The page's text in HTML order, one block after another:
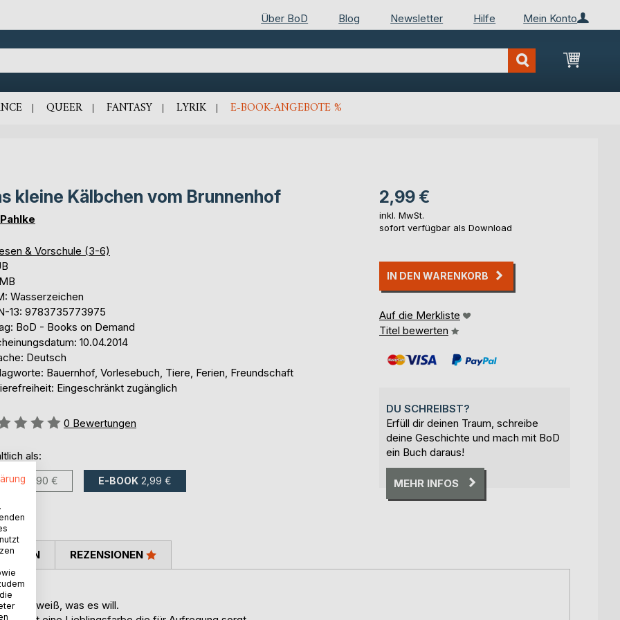
Mein Konto
Über BoD Blog Newsletter Hilfe
Mein
QUEER FANTASY LYRIK E-BOOK-ANGEBOTE %
kleine Kälbchen vom Brunnenhof
& Vorschule (3-6)
Wasserzeichen
13: 9783735773975
BoD - Books on Demand
10.04.2014
Deutsch
Bauernhof, Vorlesebuch, Tiere, Ferien, Freundschaft
Eingeschränkt zugänglich
0 Bewertungen
als:
4,90 € E-BOOK 2,99 €
2,99 €
inkl. MwSt.
sofort verfügbar als Download
IN DEN WARENKORB
Auf die Merkliste
Titel bewerten
DU SCHREIBST?
Erfüll dir deinen Traum, schreibe
deine Geschichte und mach mit BoD
ein Buch daraus!
MEHR INFOS
genau weiß, was es will.
REZENSIONEN